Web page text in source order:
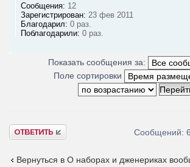
Сообщения: 12
Зарегистрирован: 23 фев 2011
Благодарил: 0 раз.
Поблагодарили: 0 раз.
Показать сообщения за:
Поле сортировки
Ответить Сообщений:
Вернуться в О наборах и дженериках